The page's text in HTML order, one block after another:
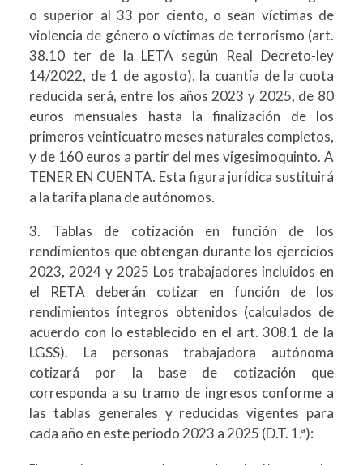
o superior al 33 por ciento, o sean víctimas de
violencia de género o víctimas de terrorismo (art.
38.10 ter de la LETA según Real Decreto-ley
14/2022, de 1 de agosto), la cuantía de la cuota
reducida será, entre los años 2023 y 2025, de 80
euros mensuales hasta la finalización de los
primeros veinticuatro meses naturales completos,
y de 160 euros a partir del mes vigesimoquinto. A
TENER EN CUENTA. Esta figura jurídica sustituirá
a la tarifa plana de autónomos.
3. Tablas de cotización en función de los
rendimientos que obtengan durante los ejercicios
2023, 2024 y 2025 Los trabajadores incluidos en
el RETA deberán cotizar en función de los
rendimientos íntegros obtenidos (calculados de
acuerdo con lo establecido en el art. 308.1 de la
LGSS). La personas trabajadora autónoma
cotizará por la base de cotización que
corresponda a su tramo de ingresos conforme a
las tablas generales y reducidas vigentes para
cada año en este periodo 2023 a 2025 (D.T. 1.ª):